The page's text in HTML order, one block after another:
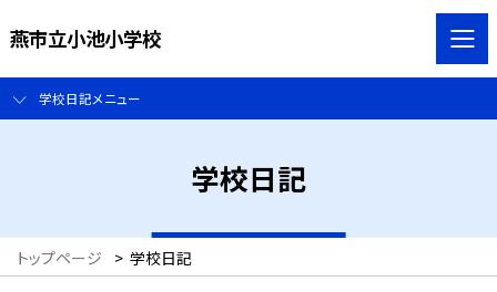
燕市立小池小学校
学校日記メニュー
学校日記
トップページ > 学校日記